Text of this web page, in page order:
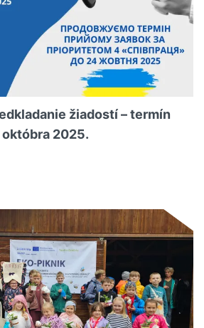
žiadostí – termín
2025.